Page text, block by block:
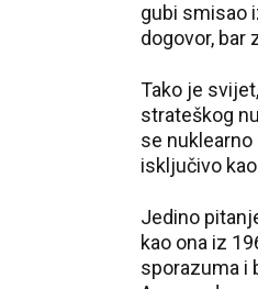
gubi smisao
dogovor, bar
Tako je
strateškog
se
isključivo
Jedino
kao ona iz
sporazuma i